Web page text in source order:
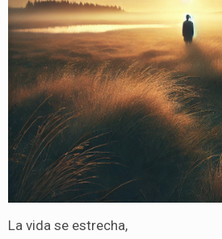
La vida se estrecha,